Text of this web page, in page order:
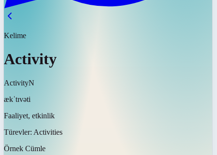
Kelime
Activity
ActivityN
ækˈtɪvəti
Faaliyet, etkinlik
Türevler: Activities
Örnek Cümle